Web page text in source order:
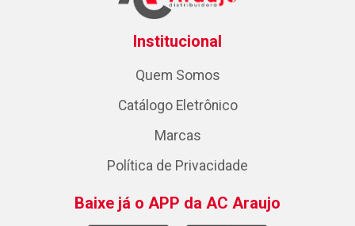
Institucional
Quem Somos
Catálogo Eletrônico
Marcas
Política de Privacidade
Baixe já o APP da AC Araujo